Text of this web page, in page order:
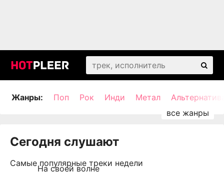
Жанры: Поп Рок Инди Метал
Сегодня слушают
Самые популярные треки недели
На своей волне